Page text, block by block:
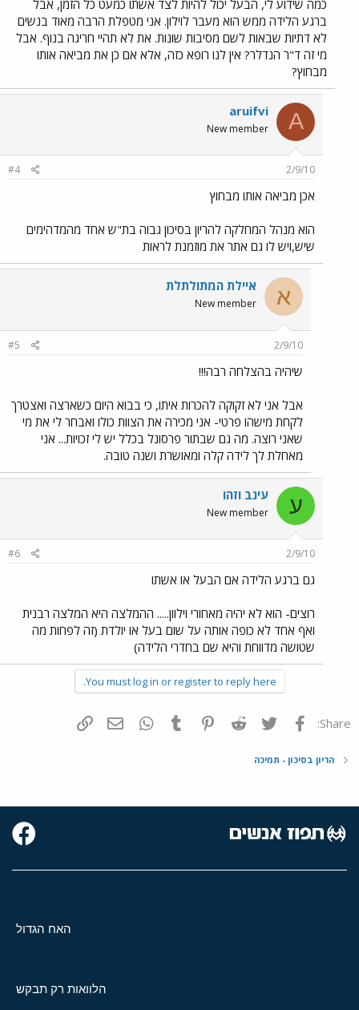
כמה שידוע לי, הבעל יכול להיות לצד אשתו כמעט כל הזמן, אבל
ברגע הלידה ממש הוא מעבר לוילון. אני מטפלת הרבה מאוד בנשים
לא דתיות שבאות לשם מסיבות שונות. את לא תהיי חריגה בנוף. אבל
מי זה ד"ר הנדלר? אין לנו רופא כזה, אלא אם כן את מביאה אותו
מבחוץ?
A
aruifvi
New member
2/9/10
#4
אכן מביאה אותו מבחוץ
הוא מנהל המחלקה להריון בסיכון גבוה בת"ש אחד מהמדהימים
שיש,ויש לו גם אתר את מוזמנת לראות
א איילת המתולתלת
New member
2/9/10
#5
שיהיה בהצלחה רבה!!!
אבל אני לא זקוקה להכרות איתו, כי בבוא היום כשארצה ואצטרך
לקחת מישהו פרטי- אני מכירה את הצוות כולו ואבחר לי את מי
שאני רוצה. מה גם שבתור פרסונל בכלל יש לי זכויות... אני
מאחלת לך לידה קלה ומאושרת ושנה טובה.
ע עינב וזהו
New member
2/9/10
#6
גם ברגע הלידה אם הבעל או אשתו
רוצים- הוא לא יהיה מאחורי וילוון..... ההמלצה היא המלצה רבנית
ואף אחד לא כופה אותה על שום בעל או יולדת (זה לפחות מה
שטושה מדווחת והיא שם בחדרי הלידה)
You must log in or register to reply here.
Share: פייסבוק Twitter
Reddit
Pinterest
Tumblr
WhatsAppדואר אלקטרוני
הריון בסיכון - תמיכה
האח הגדול
הלוואות רק תבקש